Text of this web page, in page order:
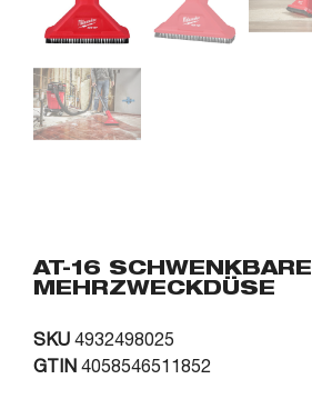
AT-16 SCHWENKBARE
MEHRZWECKDÜSE
SKU 4932498025
GTIN 4058546511852